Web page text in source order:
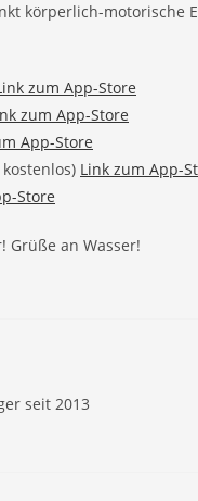
körperlich-motorische
zum App-Store
zum App-Store
App-Store
Link zum App-
Store
Grüße an Wasser!
seit 2013